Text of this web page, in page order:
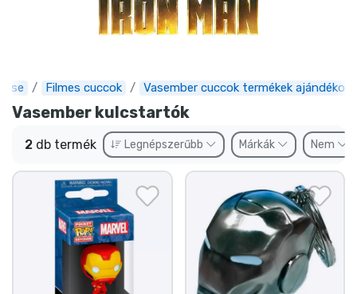
Filmes cuccok Vasember cuccok termékek ajándékok
Vasember kulcstartók
2 db termék Legnépszerűbb Márkák Nem
Legújabb cuccok
Express szállítás
Előrendelhető cuccok
Outlet cuccok
Ajándékkártya
Szállítás és fizetés
Sorozatos cuccok